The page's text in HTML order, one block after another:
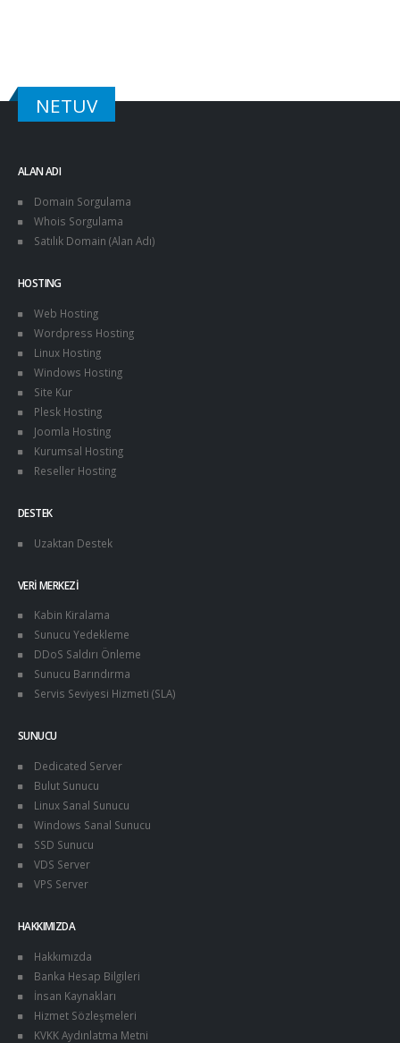
NETUV
ALAN ADI
Domain Sorgulama
Whois Sorgulama
Satılık Domain (Alan Adı)
HOSTING
Web Hosting
Wordpress Hosting
Linux Hosting
Windows Hosting
Site Kur
Plesk Hosting
Joomla Hosting
Kurumsal Hosting
Reseller Hosting
DESTEK
Uzaktan Destek
VERI MERKEZI
Kabin Kiralama
Sunucu Yedekleme
DDoS Saldırı Önleme
Sunucu Barındırma
Servis Seviyesi Hizmeti (SLA)
SUNUCU
Dedicated Server
Bulut Sunucu
Linux Sanal Sunucu
Windows Sanal Sunucu
SSD Sunucu
VDS Server
VPS Server
HAKKIMIZDA
Hakkımızda
Banka Hesap Bilgileri
İnsan Kaynakları
Hizmet Sözleşmeleri
KVKK Aydınlatma Metni